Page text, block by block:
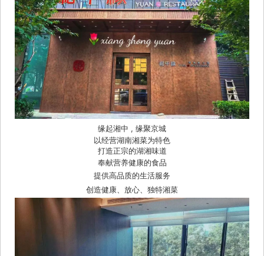
缘起湘中 , 缘聚京城
以经营湖南湘菜为特色
打造正宗的湖湘味道
奉献营养健康的食品
提供高品质的生活服务
创造健康、放心、独特湘菜